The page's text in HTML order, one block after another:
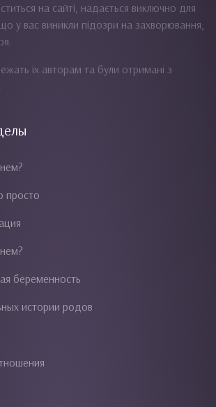
на сайті, надається виключно для
у вас виникли підозри на захворювання,
їх авторам та були отримані з
просто
беременность
истории родов